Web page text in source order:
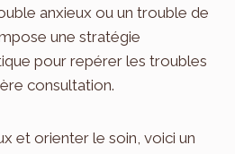
anxieux ou un trouble de
une stratégie
pour repérer les troubles
consultation.
et orienter le soin, voici un